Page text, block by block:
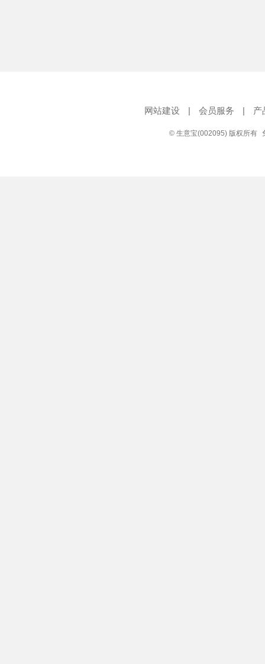
网站建设 | 会员服务 | 产
© 生意宝(002095) 版权所有